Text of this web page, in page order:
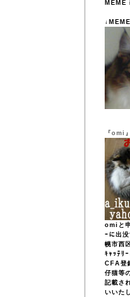
『omi
omiと
ｰに出
幌市西
ｷｬｯﾃﾘｰ
CFA登
仔猫等
記載さ
いいた